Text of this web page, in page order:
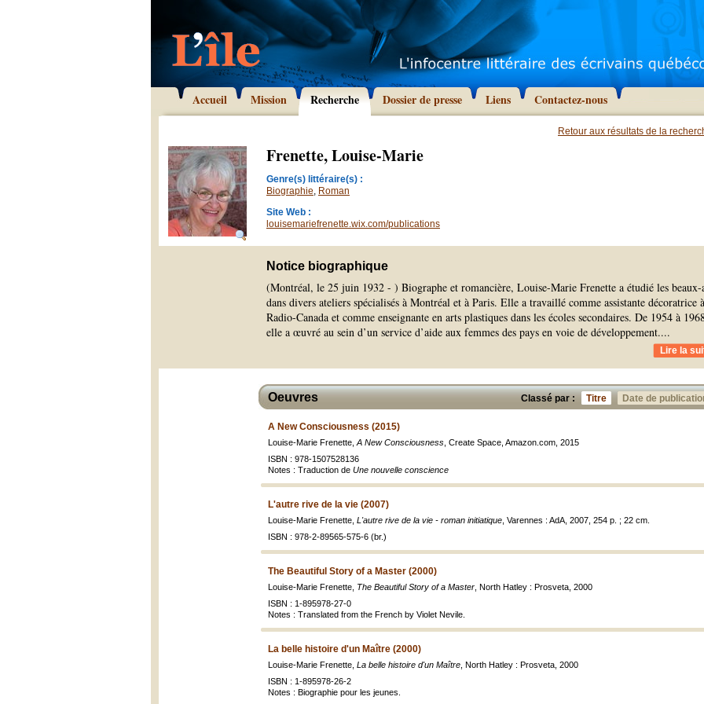
Accueil Mission Recherche Dossier de presse Liens Contactez-nous
Retour aux résultats de la
Frenette, Louise-Marie
Genre(s) littéraire(s) :
Biographie, Roman
Site Web :
louisemariefrenette.wix.com/publications
Notice biographique
(Montréal, le 25 juin 1932 - ) Biographe et romancière, Louise-Marie Frenette a étudié les beaux-
dans divers ateliers spécialisés à Montréal et à Paris. Elle a travaillé comme assistante décoratrice à
Radio-Canada et comme enseignante en arts plastiques dans les écoles secondaires. De 1954 à
elle a œuvré au sein d’un service d’aide aux femmes des pays en voie de développement....
Lire la
Classé par : Titre Date de
Oeuvres
A New Consciousness (2015)
Louise-Marie Frenette, A New Consciousness , Create Space, Amazon.com, 2015
ISBN : 978-1507528136
Notes : Traduction de Une nouvelle conscience
L'autre rive de la vie (2007)
Louise-Marie Frenette, L'autre rive de la vie - roman initiatique , Varennes : AdA, 2007, 254 p. ; 22 cm.
ISBN : 978-2-89565-575-6 (br.)
The Beautiful Story of a Master (2000)
Louise-Marie Frenette, The Beautiful Story of a Master , North Hatley : Prosveta, 2000
ISBN : 1-895978-27-0
Notes : Translated from the French by Violet Nevile.
La belle histoire d'un Maître (2000)
Louise-Marie Frenette, La belle histoire d'un Maître , North Hatley : Prosveta, 2000
ISBN : 1-895978-26-2
Notes : Biographie pour les jeunes.